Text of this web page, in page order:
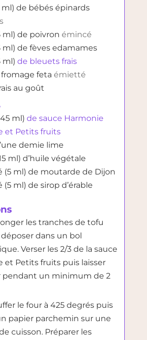
ml) de bébés épinards
ml) de poivron émincé
ml) de fèves edamames
ml) de bleuets frais
feta émietté
au goût
ml) de sauce Harmonie
et Petits fruits
demie lime
ml) d’huile végétale
(5 ml) de moutarde de Dijon
(5 ml) de sirop d’érable
les tranches de tofu
dans un bol
Verser les 2/3 de la sauce
et Petits fruits puis laisser
pendant un minimum de 2
le four à 425 degrés puis
papier parchemin sur une
cuisson. Préparer les